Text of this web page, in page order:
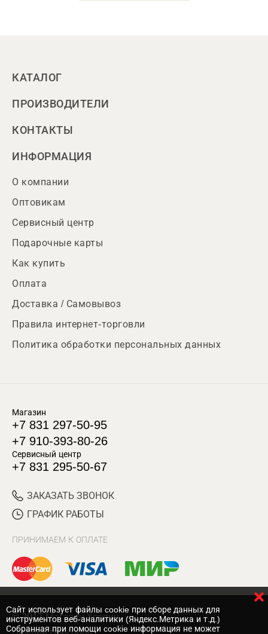
КАТАЛОГ
ПРОИЗВОДИТЕЛИ
КОНТАКТЫ
ИНФОРМАЦИЯ
О компании
Оптовикам
Сервисный центр
Подарочные карты
Как купить
Оплата
Доставка / Самовывоз
Правила интернет-торговли
Политика обработки персональных данных
Магазин
+7 831 297-50-95
+7 910-393-80-26
Сервисный центр
+7 831 295-50-67
ЗАКАЗАТЬ ЗВОНОК
ГРАФИК РАБОТЫ
ПРИНИМАЕМ К ОПЛАТЕ
© 2017 Магазин Хозяин
Нижний Новгород
Cайт использует файлы cookie при сборе данных для
инструментов веб-аналитики (Яндекс.Метрика и т.д.)
Собранная при помощи cookie информация не может